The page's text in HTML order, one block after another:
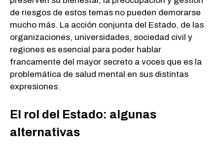
de riesgos de estos temas no pueden demorarse
mucho más. La acción conjunta del Estado, de las
organizaciones, universidades, sociedad civil y
regiones es esencial para poder hablar
francamente del mayor secreto a voces que es la
problemática de salud mental en sus distintas
expresiones.
El rol del Estado: algunas
alternativas